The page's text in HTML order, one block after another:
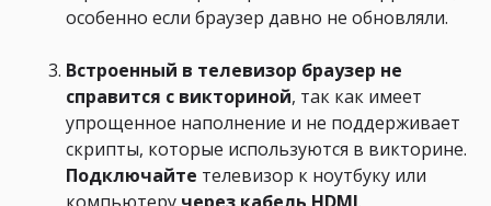
особенно если браузер давно не обновляли.
Встроенный в телевизор браузер не
справится с викториной, так как имеет
упрощенное наполнение и не поддерживает
скрипты, которые используются в викторине.
Подключайте телевизор к ноутбуку или